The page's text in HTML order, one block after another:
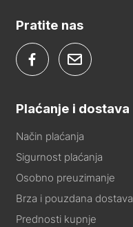
Pratite nas
Plaćanje i dostava
Način plaćanja
Sigurnost plaćanja
Osobno preuzimanje
Brza i pouzdana dostava
Prednosti kupnje